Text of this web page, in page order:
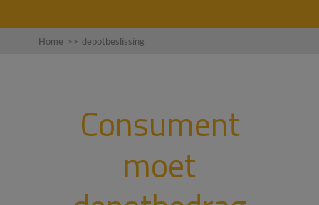
Home >> depotbeslissing
Consument
moet